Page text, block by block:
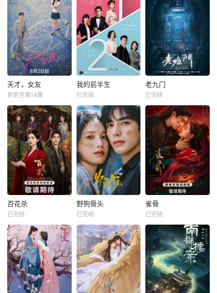
天才，女友
更新至第14集
我的前半生
已完结
老九门
已完结
百花杀
已完结
野狗骨头
已完结
雀骨
已完结